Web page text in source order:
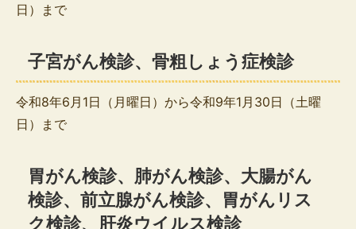
日）まで
子宮がん検診、骨粗しょう症検診
令和8年6月1日（月曜日）から令和9年1月30日（土曜
日）まで
胃がん検診、肺がん検診、大腸がん
検診、前立腺がん検診、胃がんリス
ク検診、肝炎ウイルス検診